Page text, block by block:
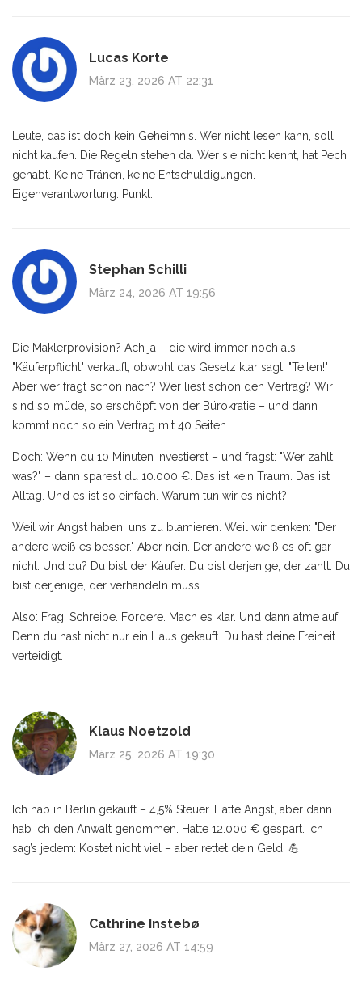
Lucas Korte
März 23, 2026 AT 22:31
Leute, das ist doch kein Geheimnis. Wer nicht lesen kann, soll
nicht kaufen. Die Regeln stehen da. Wer sie nicht kennt, hat Pech
gehabt. Keine Tränen, keine Entschuldigungen.
Eigenverantwortung. Punkt.
Stephan Schilli
März 24, 2026 AT 19:56
Die Maklerprovision? Ach ja – die wird immer noch als
"Käuferpflicht" verkauft, obwohl das Gesetz klar sagt: "Teilen!"
Aber wer fragt schon nach? Wer liest schon den Vertrag? Wir
sind so müde, so erschöpft von der Bürokratie – und dann
kommt noch so ein Vertrag mit 40 Seiten…
Doch: Wenn du 10 Minuten investierst – und fragst: "Wer zahlt
was?" – dann sparest du 10.000 €. Das ist kein Traum. Das ist
Alltag. Und es ist so einfach. Warum tun wir es nicht?
Weil wir Angst haben, uns zu blamieren. Weil wir denken: "Der
andere weiß es besser." Aber nein. Der andere weiß es oft gar
nicht. Und du? Du bist der Käufer. Du bist derjenige, der zahlt. Du
bist derjenige, der verhandeln muss.
Also: Frag. Schreibe. Fordere. Mach es klar. Und dann atme auf.
Denn du hast nicht nur ein Haus gekauft. Du hast deine Freiheit
verteidigt.
Klaus Noetzold
März 25, 2026 AT 19:30
Ich hab in Berlin gekauft – 4,5% Steuer. Hatte Angst, aber dann
hab ich den Anwalt genommen. Hatte 12.000 € gespart. Ich
sag’s jedem: Kostet nicht viel – aber rettet dein Geld. 💪
Cathrine Instebø
März 27, 2026 AT 14:59